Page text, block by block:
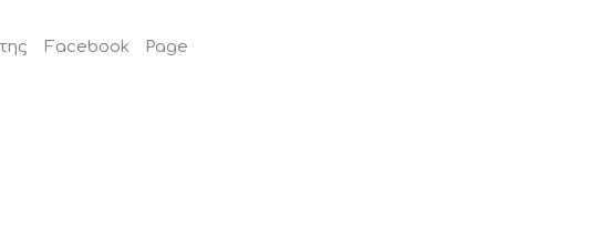
Facebook Page